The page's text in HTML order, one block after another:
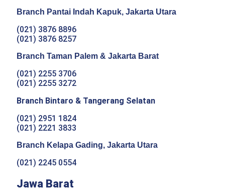
Branch Pantai Indah Kapuk, Jakarta Utara
(021) 3876 8896
(021) 3876 8257
Branch Taman Palem & Jakarta Barat
(021) 2255 3706
(021) 2255 3272
Branch Bintaro & Tangerang Selatan
(021) 2951 1824
(021) 2221 3833
Branch Kelapa Gading, Jakarta Utara
(021) 2245 0554
Jawa Barat